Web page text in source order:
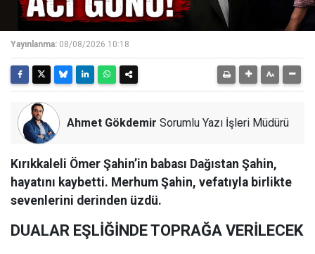
Yayınlanma: 08/08/2026 10:18
Ahmet Gökdemir Sorumlu Yazı İşleri Müdürü
Kırıkkaleli Ömer Şahin’in babası Dağıstan Şahin,
hayatını kaybetti. Merhum Şahin, vefatıyla birlikte
sevenlerini derinden üzdü.
DUALAR EŞLİĞİNDE TOPRAĞA VERİLECEK